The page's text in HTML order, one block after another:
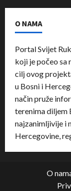
O NAMA
Portal Svijet
koji je počeo sa
cilj ovog
u Bosni i
način pruže
terenima diljem
najzanimljivije i
Hercegovine,
O